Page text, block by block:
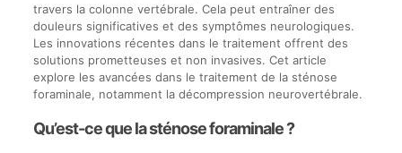
travers la colonne vertébrale. Cela peut entraîner des
douleurs significatives et des symptômes neurologiques.
Les innovations récentes dans le traitement offrent des
solutions prometteuses et non invasives. Cet article
explore les avancées dans le traitement de la sténose
foraminale, notamment la décompression neurovertébrale.
Qu’est-ce que la sténose foraminale ?